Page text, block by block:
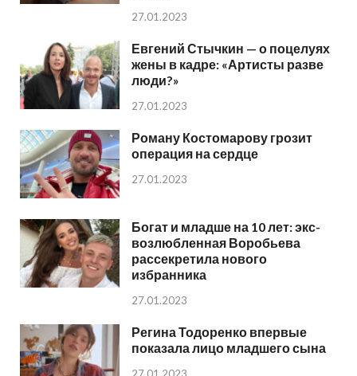
27.01.2023
Евгений Стычкин — о поцелуях
жены в кадре: «Артисты разве
люди?»
27.01.2023
Роману Костомарову грозит
операция на сердце
27.01.2023
Богат и младше на 10 лет: экс-
возлюбленная Воробьева
рассекретила нового
избранника
27.01.2023
Регина Тодоренко впервые
показала лицо младшего сына